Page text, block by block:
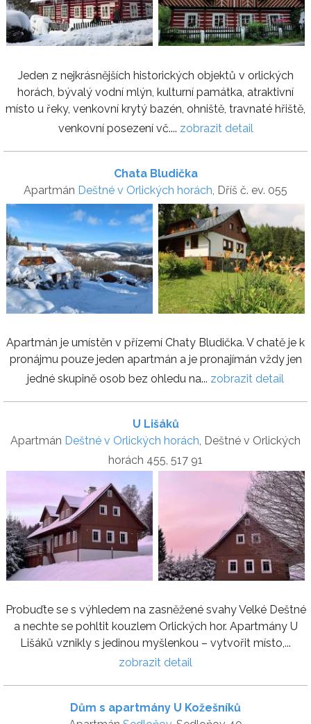
Jeden z nejkrásnějších historických objektů v orlických
horách, bývalý vodní mlýn, kulturní památka, atraktivní
místo u řeky, venkovní krytý bazén, ohniště, travnaté hřiště,
venkovní posezení vč.... zobrazit detail
Chata Bludička
Apartmán Deštné v Orlických horách , Dříš č. ev. 055
Apartmán je umístěn v přízemí Chaty Bludička. V chatě je k
pronájmu pouze jeden apartmán a je pronajímán vždy jen
jedné skupině osob bez ohledu na... zobrazit detail
U Lišáků
Apartmán Deštné v Orlických horách, Deštné v Orlických
horách 455, 517 91
Probuďte se s výhledem na zasněžené svahy Velké Deštné
a nechte se pohltit kouzlem Orlických hor. Apartmány U
Lišáků vznikly s jedinou myšlenkou – vytvořit místo,...
zobrazit detail
Dům s apartmány U Kožešníků